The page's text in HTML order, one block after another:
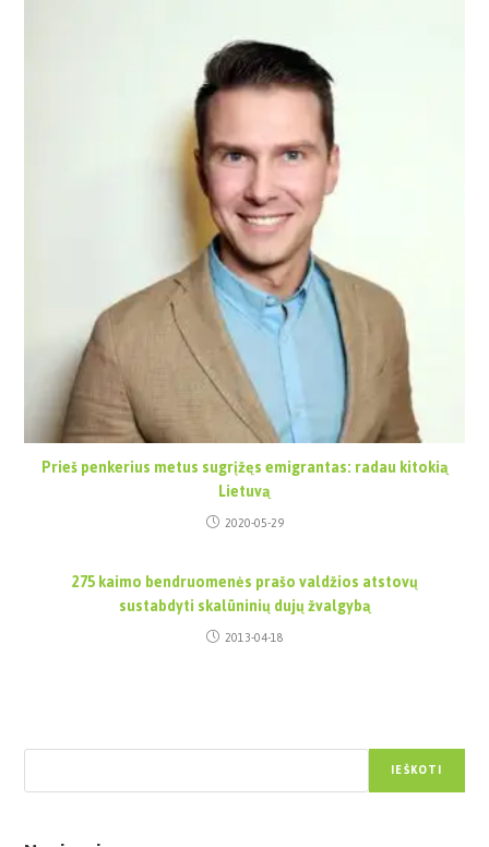
Prieš penkerius metus sugrįžęs emigrantas: radau kitokią
Lietuvą
2020-05-29
275 kaimo bendruomenės prašo valdžios atstovų
sustabdyti skalūninių dujų žvalgybą
2013-04-18
IEŠKOTI